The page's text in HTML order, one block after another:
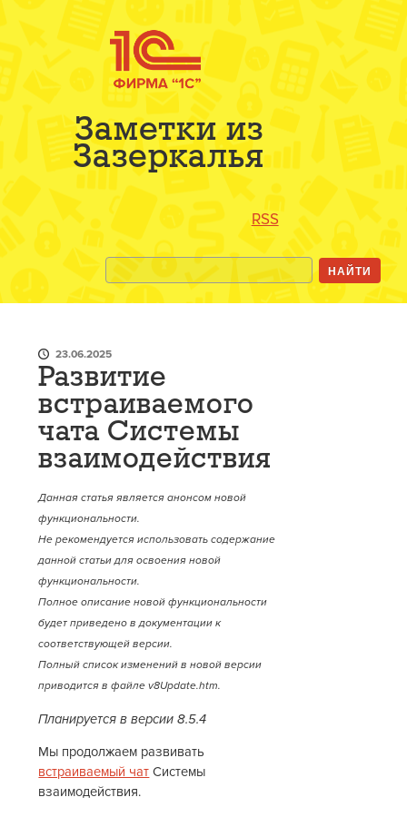
Заметки из
Зазеркалья
RSS
23.06.2025
Развитие
встраиваемого
чата Системы
взаимодействия
Данная статья является анонсом новой
функциональности.
Не рекомендуется использовать содержание
данной статьи для освоения новой
функциональности.
Полное описание новой функциональности
будет приведено в документации к
соответствующей версии.
Полный список изменений в новой версии
приводится в файле v8Update.htm.
Планируется в версии 8.5.4
Мы продолжаем развивать
встраиваемый чат Системы
взаимодействия.